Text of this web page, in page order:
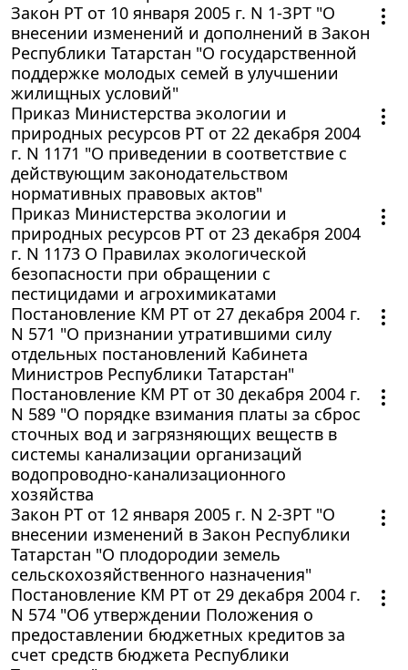
Закон РТ от 10 января 2005 г. N 1-ЗРТ "О
внесении изменений и дополнений в Закон
Республики Татарстан "О государственной
поддержке молодых семей в улучшении
жилищных условий"
Приказ Министерства экологии и
природных ресурсов РТ от 22 декабря 2004
г. N 1171 "О приведении в соответствие с
действующим законодательством
нормативных правовых актов"
Приказ Министерства экологии и
природных ресурсов РТ от 23 декабря 2004
г. N 1173 О Правилах экологической
безопасности при обращении с
пестицидами и агрохимикатами
Постановление КМ РТ от 27 декабря 2004 г.
N 571 "О признании утратившими силу
отдельных постановлений Кабинета
Министров Республики Татарстан"
Постановление КМ РТ от 30 декабря 2004 г.
N 589 "О порядке взимания платы за сброс
сточных вод и загрязняющих веществ в
системы канализации организаций
водопроводно-канализационного
хозяйства
Закон РТ от 12 января 2005 г. N 2-ЗРТ "О
внесении изменений в Закон Республики
Татарстан "О плодородии земель
сельскохозяйственного назначения"
Постановление КМ РТ от 29 декабря 2004 г.
N 574 "Об утверждении Положения о
предоставлении бюджетных кредитов за
счет средств бюджета Республики